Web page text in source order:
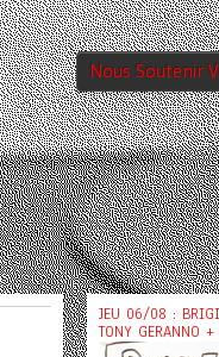
Nous Soutenir
JEU 06/08 :
TONY GERANNO